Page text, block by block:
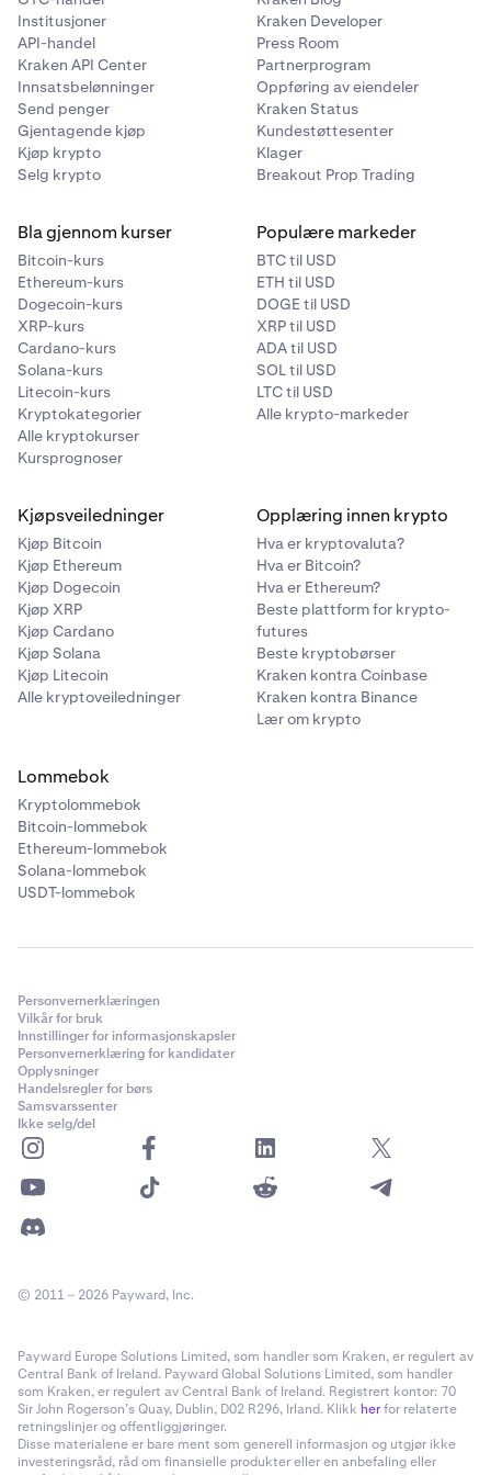
Institusjoner
API-handel
Kraken API Center
Innsatsbelønninger
Send penger
Gjentagende kjøp
Kjøp krypto
Selg krypto
Kraken Developer
Press Room
Partnerprogram
Oppføring av eiendeler
Kraken Status
Kundestøttesenter
Klager
Breakout Prop Trading
Bla gjennom kurser
Bitcoin-kurs
Ethereum-kurs
Dogecoin-kurs
XRP-kurs
Cardano-kurs
Solana-kurs
Litecoin-kurs
Kryptokategorier
Alle kryptokurser
Kursprognoser
Populære markeder
BTC til USD
ETH til USD
DOGE til USD
XRP til USD
ADA til USD
SOL til USD
LTC til USD
Alle krypto-markeder
Kjøpsveiledninger
Kjøp Bitcoin
Kjøp Ethereum
Kjøp Dogecoin
Kjøp XRP
Kjøp Cardano
Kjøp Solana
Kjøp Litecoin
Alle kryptoveiledninger
Opplæring innen krypto
Hva er kryptovaluta?
Hva er Bitcoin?
Hva er Ethereum?
Beste plattform for krypto-
futures
Beste kryptobørser
Kraken kontra Coinbase
Kraken kontra Binance
Lær om krypto
Lommebok
Kryptolommebok
Bitcoin-lommebok
Ethereum-lommebok
Solana-lommebok
USDT-lommebok
Personvernerklæringen
Vilkår for bruk
Innstillinger for informasjonskapsler
Personvernerklæring for kandidater
Opplysninger
Handelsregler for børs
Samsvarssenter
Ikke selg/del
© 2011 – 2026 Payward, Inc.
Payward Europe Solutions Limited, som handler som Kraken, er regulert av
Central Bank of Ireland. Payward Global Solutions Limited, som handler
som Kraken, er regulert av Central Bank of Ireland. Registrert kontor: 70
Sir John Rogerson’s Quay, Dublin, D02 R296, Irland. Klikk herfor relaterte
retningslinjer og offentliggjøringer.
Disse materialene er bare ment som generell informasjon og utgjør ikke
investeringsråd, råd om finansielle produkter eller en anbefaling eller